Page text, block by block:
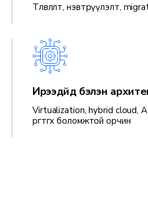
Төлөвлөлт, нэвтрүүлэлт,
Ирээдүйд бэлэн
Virtualization, hybrid cloud,
өргөтгөх боломжтой орчин